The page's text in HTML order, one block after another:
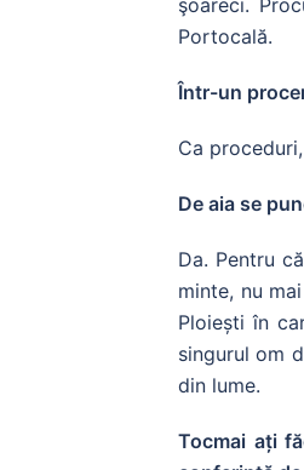
şoareci.
Portocală.
Într-un
Ca
De aia se
Da. Pentru
minte, nu
Ploiești în
singurul om
din lume.
Tocmai ați